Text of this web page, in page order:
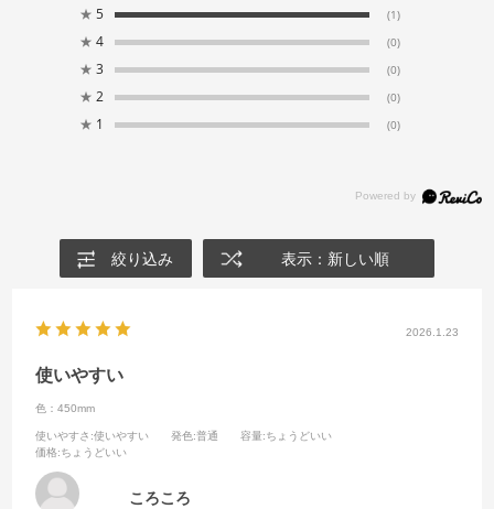
★ 5 (1)
★ 4 (0)
★ 3 (0)
★ 2 (0)
★ 1 (0)
絞り込み 表示：新しい順
2026.1.23
使いやすい
色：450mm
使いやすさ :使いやすい 発色:普通 容量:ちょうどいい
価格:ちょうどいい
ころころ